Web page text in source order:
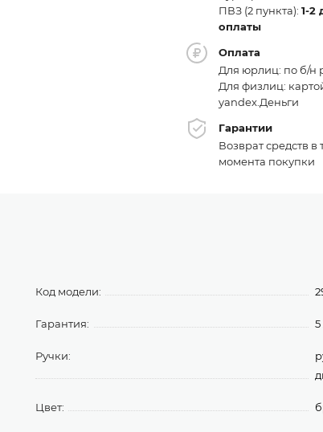
ПВЗ (2 пункта): 1-2
оплаты
Оплата
Для юрлиц: по б/н
Для физлиц:
yandex.Деньги
Гарантии
Возврат средств в
момента покупки
Код модели:
Гарантия: 5
Ручки:
Цвет: